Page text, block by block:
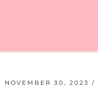
NOVEMBER 30, 2023